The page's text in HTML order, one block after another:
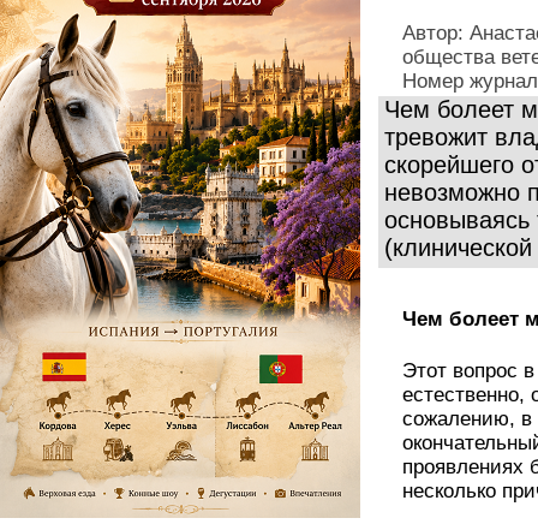
Автор:
общества
Номер
Чем болеет
тревожит
скорейшего
невозможно
Чем болеет
Этот вопрос
естественно,
сожалению, в
проявлениях
несколько